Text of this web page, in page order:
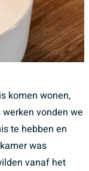
komen wonen,
vonden we
te hebben en
was
vanaf het